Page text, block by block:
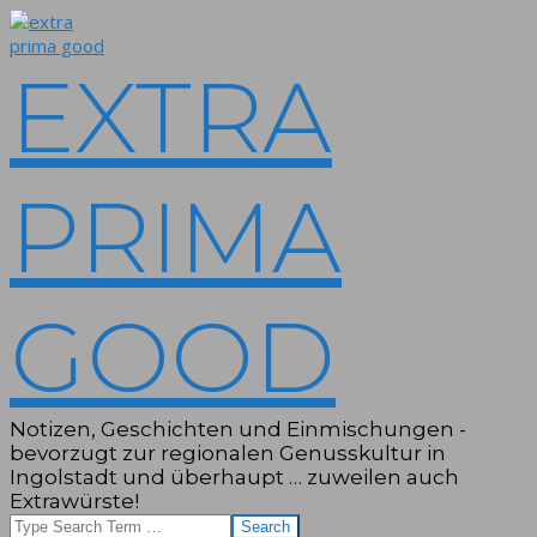
Skip
to
EXTRA
PRIMA
GOOD
Notizen, Geschichten und Einmischungen -
bevorzugt zur regionalen Genusskultur in
Ingolstadt und überhaupt … zuweilen auch
Extrawürste!
Search